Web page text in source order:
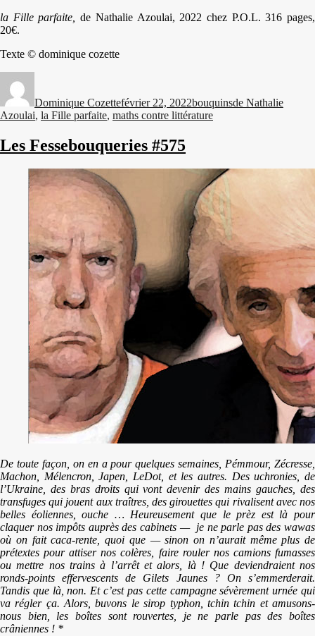
la Fille parfaite,de Nathalie Azoulai, 2022 chez P.O.L. 316 pages,
20€.
Texte © dominique cozette
Dominique Cozettefévrier 22, 2022bouquinsde Nathalie
Azoulai, la Fille parfaite, maths contre littérature
Les Fessebouqueries #575
De toute façon, on en a pour quelques semaines, Pémmour, Zécresse,
Machon, Mélencron, Japen, LeDot, et les autres. Des uchronies, de
l’Ukraine, des bras droits qui vont devenir des mains gauches, des
transfuges qui jouent aux traîtres, des girouettes qui rivalisent avec nos
belles éoliennes, ouche … Heureusement que le prèz est là pour
claquer nos impôts auprès des cabinets — je ne parle pas des wawas
où on fait caca-rente, quoi que — sinon on n’aurait même plus de
prétextes pour attiser nos colères, faire rouler nos camions fumasses
ou mettre nos trains à l’arrêt et alors, là ! Que deviendraient nos
ronds-points effervescents de Gilets Jaunes ? On s’emmerderait.
Tandis que là, non. Et c’est pas cette campagne sévèrement urnée qui
va régler ça. Alors, buvons le sirop typhon, tchin tchin et amusons-
nous bien, les boîtes sont rouvertes, je ne parle pas des boîtes
crâniennes ! *